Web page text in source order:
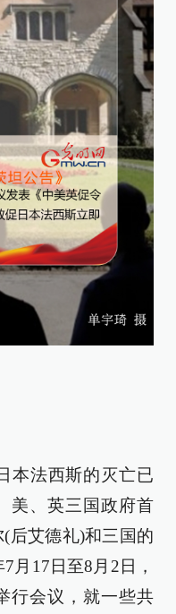
本法西斯的灭亡已
美、英三国政府首
后艾德礼)和三国的
月17日至8月2日，
行会议，就一些共